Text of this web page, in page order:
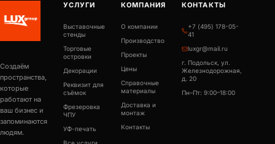
Создаём
пространства,
которые
работают на
ваш бизнес и
запоминаются
людям.
УСЛУГИ
Выставочные
стенды
Торговые
островки
Декорации
Реквизит для
съёмок
Фрезеровка
ЧПУ
УФ-печать
КОМПАНИЯ
О компании
Производство
Проекты
Цены
Справочные
материалы
Доставка и
монтаж
Контакты
КОНТАКТЫ
+7 (495) 178-05-
41
luxgr@mail.ru
г. Подольск, ул.
Железнодорожная,
д. 20
Пн–Пт: 9:00–18:00